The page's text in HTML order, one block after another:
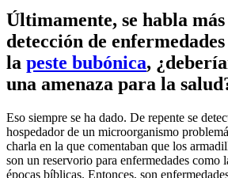
Últimamente, se habla
detección de
la peste bubónica,
una amenaza para la
Eso siempre se ha dado. De repente se
hospedador de un microorganismo
charla en la que comentaban que los
son un reservorio para enfermedades como
épocas bíblicas. Entonces, son